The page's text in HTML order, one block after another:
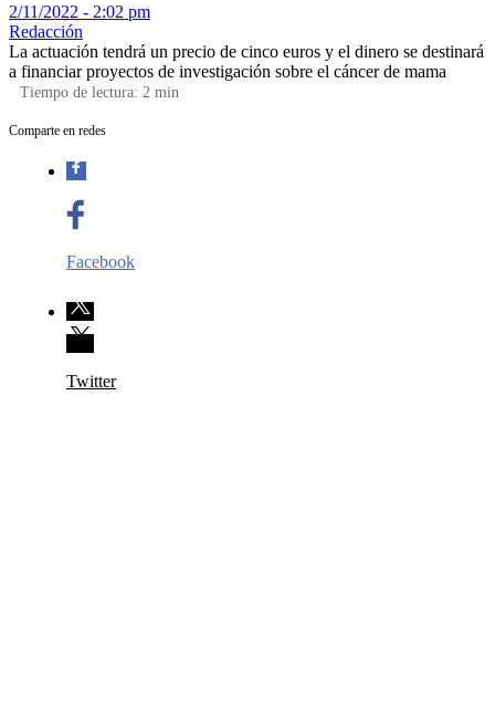
2/11/2022 - 2:02 pm
Redacción
La actuación tendrá un precio de cinco euros y el dinero se destinará
a financiar proyectos de investigación sobre el cáncer de mama
Tiempo de lectura: 2 min
Comparte en redes
Facebook
Twitter